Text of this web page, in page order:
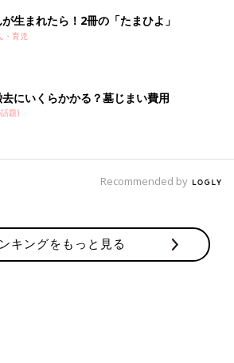
生まれたら！2冊の「たまひよ」
・育児
にいくらかかる？墓じまい費用
題)
Recommended by
キングをもっと見る